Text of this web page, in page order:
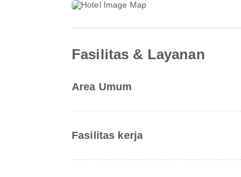
Fasilitas & Layanan
Area Umum
Fasilitas kerja